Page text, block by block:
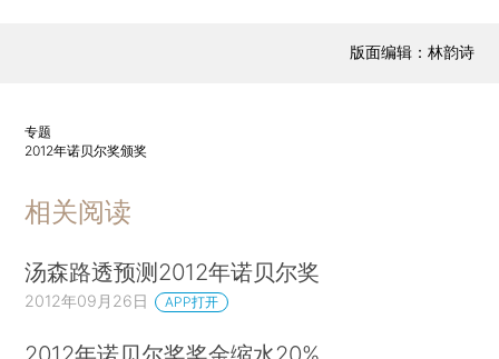
版面编辑：林韵诗
专题
2012年诺贝尔奖颁奖
相关阅读
汤森路透预测2012年诺贝尔奖
2012年09月26日 APP打开